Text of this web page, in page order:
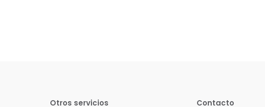
Otros servicios Contacto